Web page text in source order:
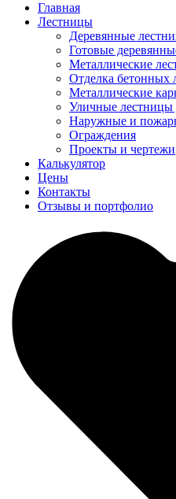
Главная
Лестницы
Деревянные
Готовые
Металлические
Отделка бетонных
Металлические
Уличные лестницы
Наружные и
Ограждения
Проекты и чертежи
Калькулятор
Цены
Контакты
Отзывы и портфолио